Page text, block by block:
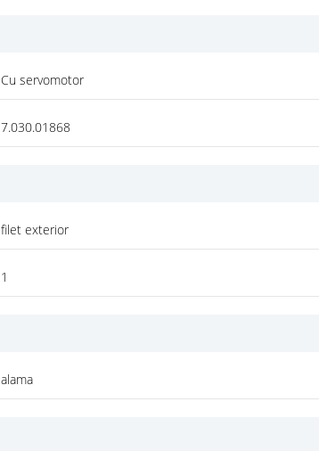
Cu servomotor
7.030.01868
filet exterior
1
alama